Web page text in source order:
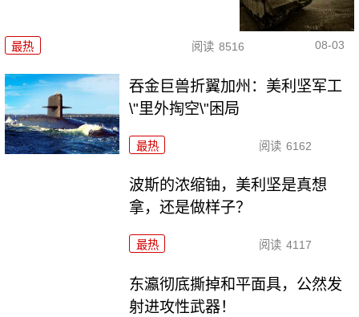
最热 阅读 8516 08-03
吞金巨兽折翼加州：美利坚军工
\"里外掏空\"困局
最热 阅读 6162
波斯的浓缩铀，美利坚是真想
拿，还是做样子？
最热 阅读 4117
东瀛彻底撕掉和平面具，公然发
射进攻性武器！